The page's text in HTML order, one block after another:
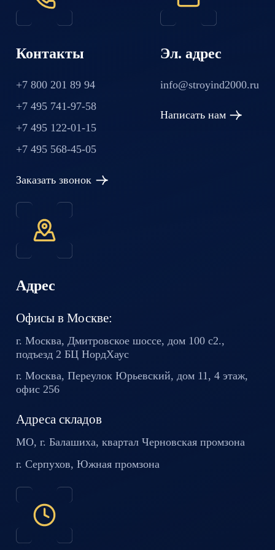
Контакты
+7 800 201 89 94
+7 495 741-97-58
+7 495 122-01-15
+7 495 568-45-05
Заказать звонок
Эл. адрес
info@stroyind2000.ru
Написать нам
Адрес
Офисы в Москве:
г. Москва, Дмитровское шоссе, дом 100 с2.,
подъезд 2 БЦНордХаус
г. Москва, Переулок Юрьевский, дом 11, 4 этаж,
офис 256
Адреса складов
МО, г. Балашиха, кварталЧерновская промзона
г. Серпухов, Южная промзона